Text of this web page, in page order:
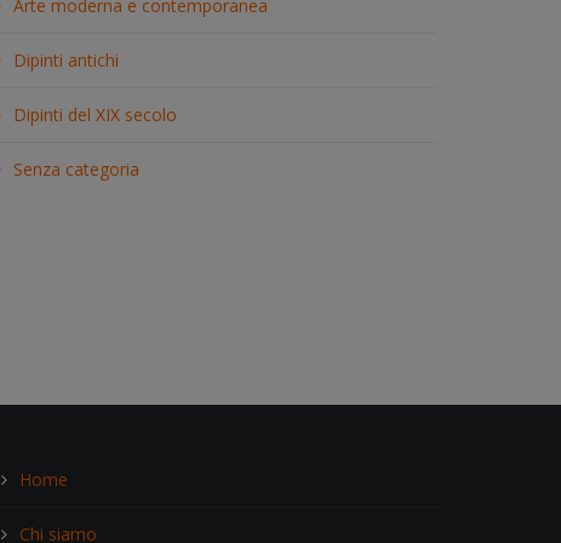
Arte moderna e contemporanea
Dipinti antichi
Dipinti del XIX secolo
Senza categoria
Home
Chi siamo